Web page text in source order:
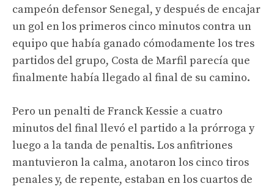
campeón defensor Senegal, y después de encajar
un gol en los primeros cinco minutos contra un
equipo que había ganado cómodamente los tres
partidos del grupo, Costa de Marfil parecía que
finalmente había llegado al final de su camino.
Pero un penalti de Franck Kessie a cuatro
minutos del final llevó el partido a la prórroga y
luego a la tanda de penaltis. Los anfitriones
mantuvieron la calma, anotaron los cinco tiros
penales y, de repente, estaban en los cuartos de